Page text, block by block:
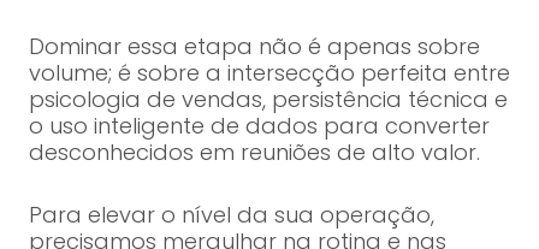
Dominar essa etapa não é apenas sobre
volume; é sobre a intersecção perfeita entre
psicologia de vendas, persistência técnica e
o uso inteligente de dados para converter
desconhecidos em reuniões de alto valor.
Para elevar o nível da sua operação,
precisamos mergulhar na rotina e nas